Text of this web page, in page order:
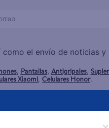
el envío de noticias y
, Pantallas, Antigripales,
Xiaomi, Celulares Honor.